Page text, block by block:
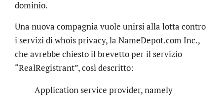
dominio.
Una nuova compagnia vuole unirsi alla lotta contro
i servizi di whois privacy, la NameDepot.com Inc.,
che avrebbe chiesto il brevetto per il servizio
“RealRegistrant”, così descritto:
Application service provider, namely